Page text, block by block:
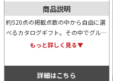
商品説明
約520点の掲載点数の中から自由に選
べるカタログギフト。その中でグルメ
も約100点ありますので、見ているだ
もっと詳しく見る▼
詳細はこちら